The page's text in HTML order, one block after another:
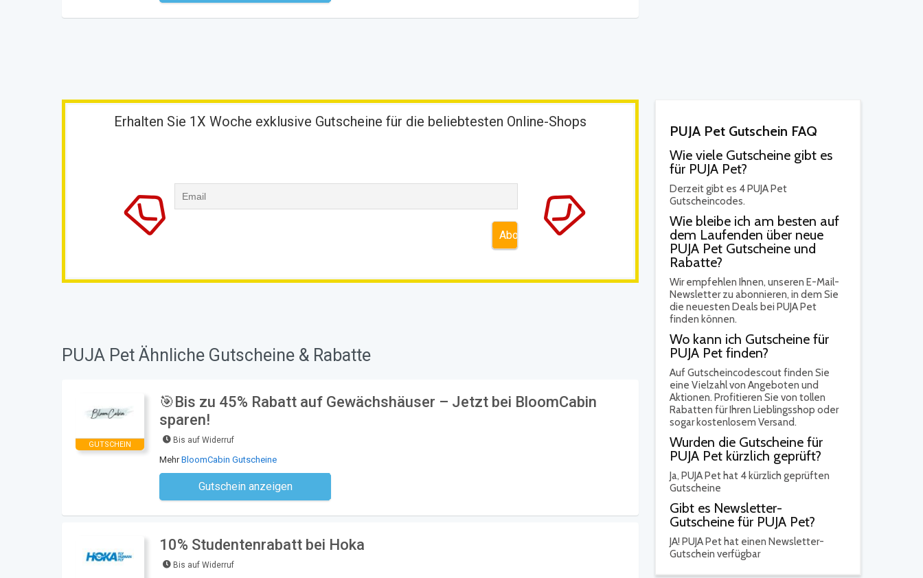
PUJA Pet Gutschein FAQ
Wie viele Gutscheine gibt es
für PUJA Pet?
Derzeit gibt es 4 PUJA Pet
Gutscheincodes.
Wie bleibe ich am besten auf
dem Laufenden über neue
PUJA Pet Gutscheine und
Rabatte?
Wir empfehlen Ihnen, unseren E-Mail-
Newsletter zu abonnieren, in dem Sie
die neuesten Deals bei PUJA Pet
finden können.
Wo kann ich Gutscheine für
PUJA Pet finden?
Auf Gutscheincodescout finden Sie
eine Vielzahl von Angeboten und
Aktionen. Profitieren Sie von tollen
Rabatten für Ihren Lieblingsshop oder
sogar kostenlosem Versand.
Wurden die Gutscheine für
PUJA Pet kürzlich geprüft?
Ja, PUJA Pet hat 4 kürzlich geprüften
Gutscheine
Gibt es Newsletter-
Gutscheine für PUJA Pet?
JA! PUJA Pet hat einen Newsletter-
Gutschein verfügbar
Erhalten Sie 1X Woche exklusive Gutscheine für die beliebtesten Online-Shops
PUJA Pet Ähnliche Gutscheine & Rabatte
GUTSCHEIN
🎯Bis zu 45% Rabatt auf Gewächshäuser – Jetzt bei BloomCabin
sparen!
Bis auf Widerruf
MehrBloomCabin Gutscheine
Gutschein anzeigen
Kein Code notwendig
10% Studentenrabatt bei Hoka
Bis auf Widerruf